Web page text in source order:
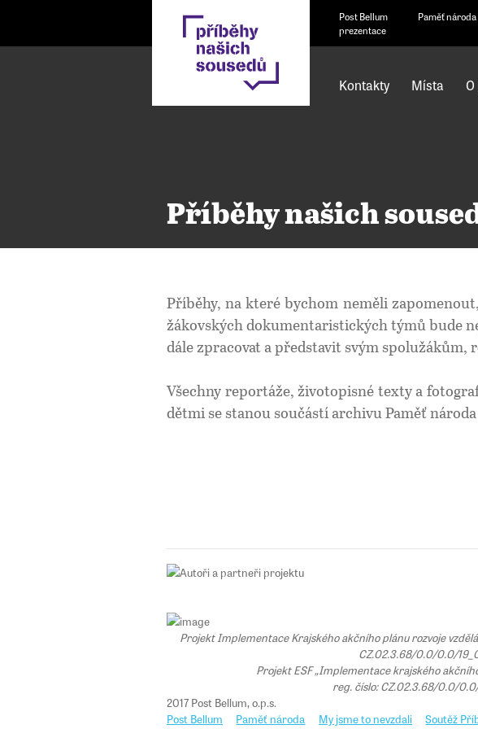
Post Bellum Paměť národa
prezentace
Kontakty Místa
Příběhy našich
Příběhy, na které bychom neměli
žákovských dokumentaristických týmů bude
dále zpracovat a představit svým
Všechny reportáže, životopisné texty a
dětmi se stanou součástí archivu Paměť
Projekt Implementace Krajského akčního plánu rozvoje
CZ.02.3.68/0.0/0.0/
Projekt ESF „Implementace krajského
reg. číslo: CZ.02.3.68/0.0/
2017 Post Bellum, o.p.s.
Post Bellum
Paměť národa My jsme to nevzdali Soutěž